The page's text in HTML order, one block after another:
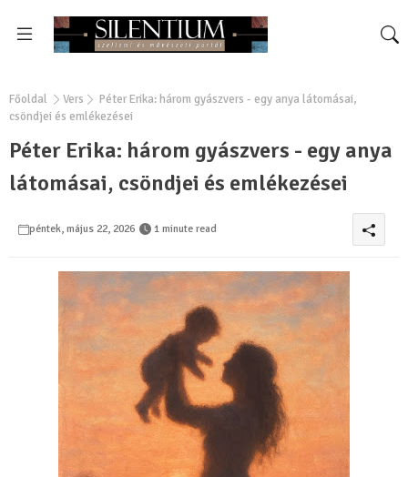
Főoldal Vers
Péter Erika: három gyászvers - egy anya látomásai,
csöndjei és emlékezései
Péter Erika: három gyászvers - egy anya
látomásai, csöndjei és emlékezései
péntek, május 22, 2026 1 minute read